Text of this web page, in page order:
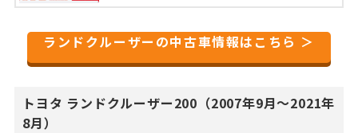
ランドクルーザーの中古車情報はこちら ＞
トヨタ ランドクルーザー200（2007年9月～2021年
8月）